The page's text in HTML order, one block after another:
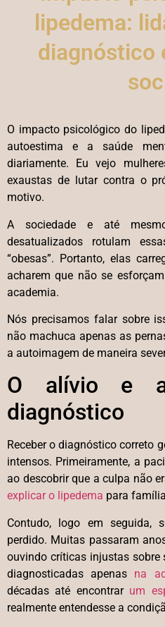
lipedema:
diagnóstico
O impacto psicológico do
autoestima e a saúde
diariamente. Eu vejo
exaustas de lutar contra o
motivo.
A sociedade e até
desatualizados rotulam
“obesas”. Portanto, elas
acharem que não se
academia.
Nós precisamos falar sobre
não machuca apenas as
a autoimagem de maneira
O alívio e
diagnóstico
Receber o diagnóstico correto
intensos. Primeiramente, a
ao descobrir que a culpa não
explicar o lipedema para
Contudo, logo em seguida,
perdido. Muitas passaram
ouvindo críticas injustas sobre
diagnosticadas apenas na
décadas até encontrar um
realmente entendesse a